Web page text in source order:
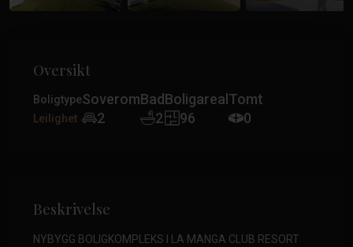
Oversikt
Boligtype
Leilighet
Soverom
2
Bad
2
Boligareal
96
Tomt
0
Beskrivelse
NYBYGG BOLIGKOMPLEKS I LA MANGA CLUB RESORT